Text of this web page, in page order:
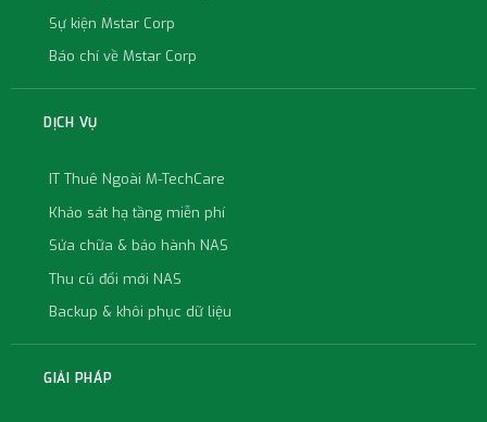
Sự kiện Mstar Corp
Báo chí về Mstar Corp
DỊCH VỤ
IT Thuê Ngoài M-TechCare
Khảo sát hạ tầng miễn phí
Sửa chữa & bảo hành NAS
Thu cũ đổi mới NAS
Backup & khôi phục dữ liệu
GIẢI PHÁP